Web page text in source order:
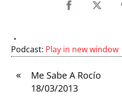
Podcast: Play in new window
«
Me Sabe A Rocío
18/03/2013